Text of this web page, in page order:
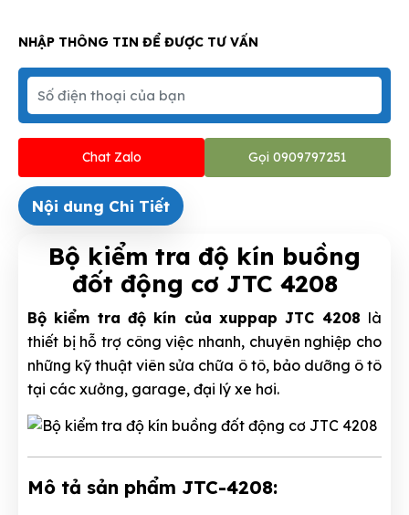
NHẬP THÔNG TIN ĐỂ ĐƯỢC TƯ VẤN
Chat Zalo Gọi 0909797251
Nội dung Chi Tiết
Bộ kiểm tra độ kín buồng
đốt động cơ JTC 4208
Bộ kiểm tra độ kín của xuppap JTC 4208 là
thiết bị hỗ trợ công việc nhanh, chuyên nghiệp cho
những kỹ thuật viên sửa chữa ô tô, bảo dưỡng ô tô
tại các xưởng, garage, đại lý xe hơi.
Mô tả sản phẩm JTC-4208: